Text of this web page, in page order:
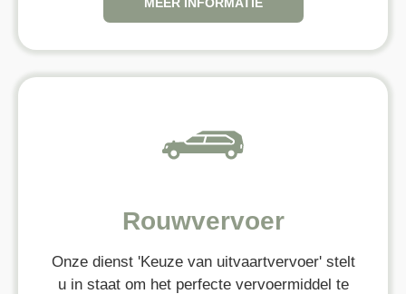
Rouwvervoer
Onze dienst 'Keuze van uitvaartvervoer' stelt
u in staat om het perfecte vervoermiddel te